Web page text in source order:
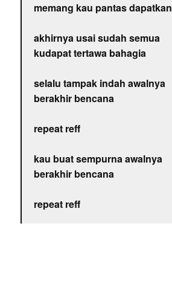
memang kau pantas dapatkan
akhirnya usai sudah semua
kudapat tertawa bahagia
selalu tampak indah awalnya
berakhir bencana
repeat reff
kau buat sempurna awalnya
berakhir bencana
repeat reff